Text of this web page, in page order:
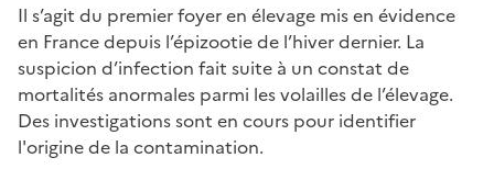
Il s’agit du premier foyer en élevage mis en évidence
en France depuis l’épizootie de l’hiver dernier. La
suspicion d’infection fait suite à un constat de
mortalités anormales parmi les volailles de l’élevage.
Des investigations sont en cours pour identifier
l'origine de la contamination.